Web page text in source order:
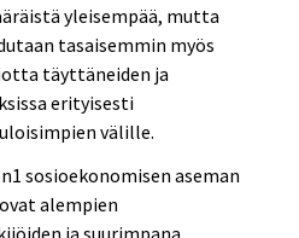
yleisempää, mutta
tasaisemmin myös
täyttäneiden ja
erityisesti
välille.
sosioekonomisen aseman
alempien